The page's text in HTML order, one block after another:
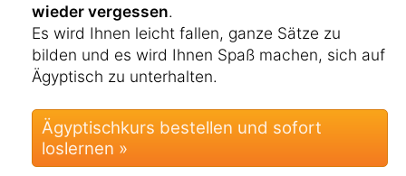
wieder vergessen.
Es wird Ihnen leicht fallen, ganze Sätze zu
bilden und es wird Ihnen Spaß machen, sich auf
Ägyptisch zu unterhalten.
Ägyptischkurs bestellen und sofort
loslernen »